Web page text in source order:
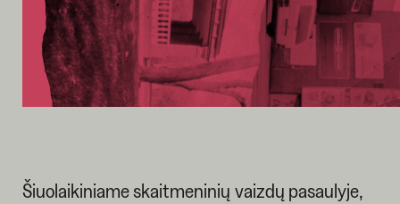
Šiuolaikiniame skaitmeninių vaizdų pasaulyje,